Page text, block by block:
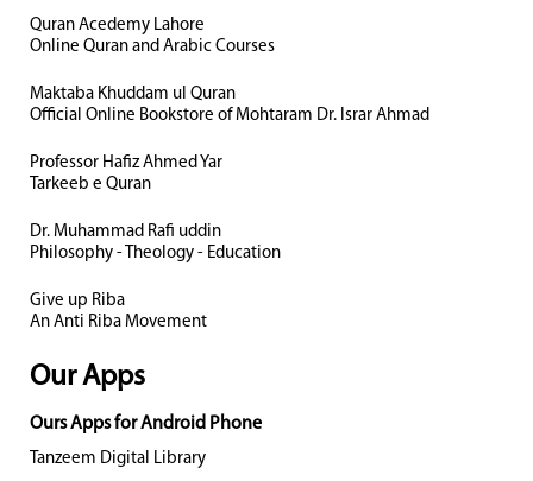
Quran Acedemy Lahore
Online Quran and Arabic Courses
Maktaba Khuddam ul Quran
Official Online Bookstore of Mohtaram Dr. Israr Ahmad
Professor Hafiz Ahmed Yar
Tarkeeb e Quran
Dr. Muhammad Rafi uddin
Philosophy - Theology - Education
Give up Riba
An Anti Riba Movement
Our Apps
Ours Apps for Android Phone
Tanzeem Digital Library